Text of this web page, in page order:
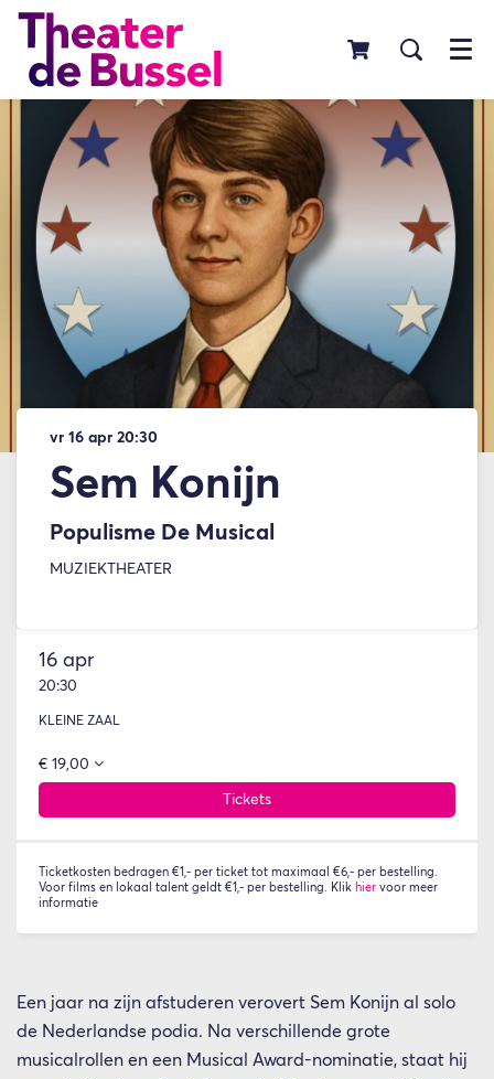
Menu
Sem Konijn
Populisme De Musical
vr 16 apr 20:30
MUZIEKTHEATER
16 apr
20:30
KLEINE ZAAL
€ 19,00
Tickets
Ticketkosten bedragen €1,- per ticket tot maximaal €6,- per bestelling.
Voor films en lokaal talent geldt €1,- per bestelling. Klik hier voor meer
informatie
Een jaar na zijn afstuderen verovert Sem Konijn al solo
de Nederlandse podia. Na verschillende grote
musicalrollen en een Musical Award-nominatie, staat hij